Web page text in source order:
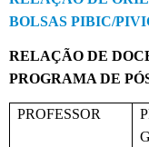
BOLSAS PIBIC/
RELAÇÃO DE
PROGRAMA DE
PROFESSOR